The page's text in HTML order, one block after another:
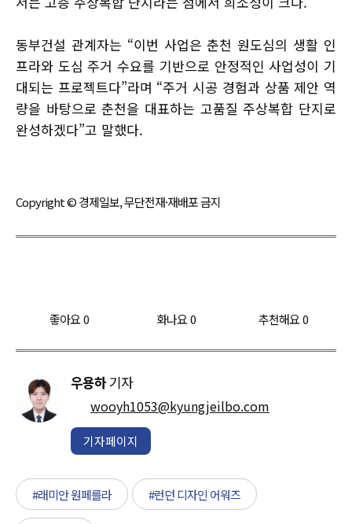
동부건설 관계자는 “이번 사업은 춘천 원도심의 생활 인
프라와 도심 주거 수요를 기반으로 안정적인 사업성이 기
대되는 프로젝트다”라며 “주거 시공 경험과 상품 제안 역
량을 바탕으로 춘천을 대표하는 고품질 주상복합 단지로
완성하겠다”고 말했다.
Copyright © 경제일보, 무단전재·재배포 금지
좋아요0 화나요0 추천해요 0
우용하기자
wooyh1053@kyungjeilbo.com
기자페이지
#래미안 원페를라 #런던 디자인 어워즈